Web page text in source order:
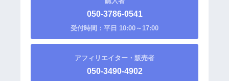
050-3786-0541
受付時間：平日 10:00～17:00
アフィリエイター・販売者
050-3490-4902